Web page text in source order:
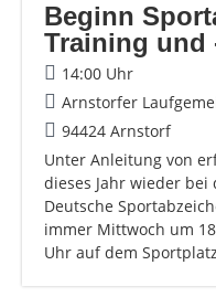
Beginn
Training und
14:00 Uhr
Arnstorfer
94424 Arnstorf
Unter Anleitung von
dieses Jahr wieder
Deutsche
immer Mittwoch um
Uhr auf dem